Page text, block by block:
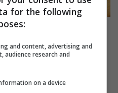
broccoli dalla padella e
for the following
and content, advertising and
audience research and
on a device